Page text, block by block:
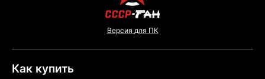
Версия для ПК
Как купить